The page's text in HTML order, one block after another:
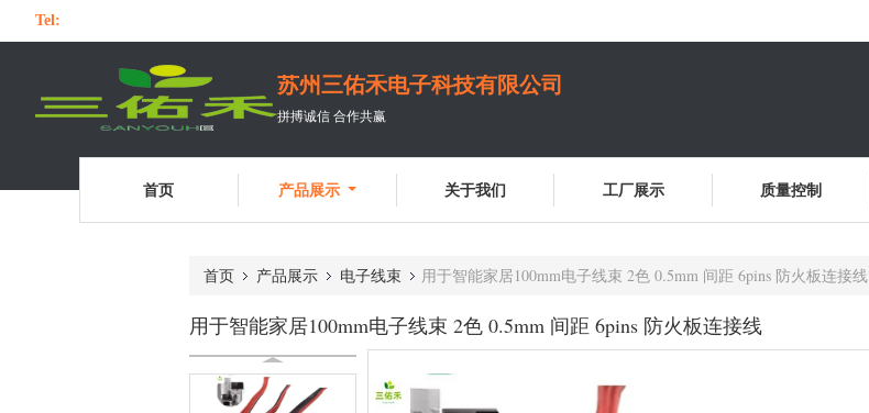
Tel:
苏州三佑禾电子科技有限公司
拼搏诚信 合作共赢
首页 产品展示 关于我们 工厂展示 质量控制
首页 产品展示 电子线束 用于智能家居100mm电子线束 2色 0.5mm 间距 6pins 防火板连接线
用于智能家居100mm电子线束 2色 0.5mm 间距 6pins 防火板连接线